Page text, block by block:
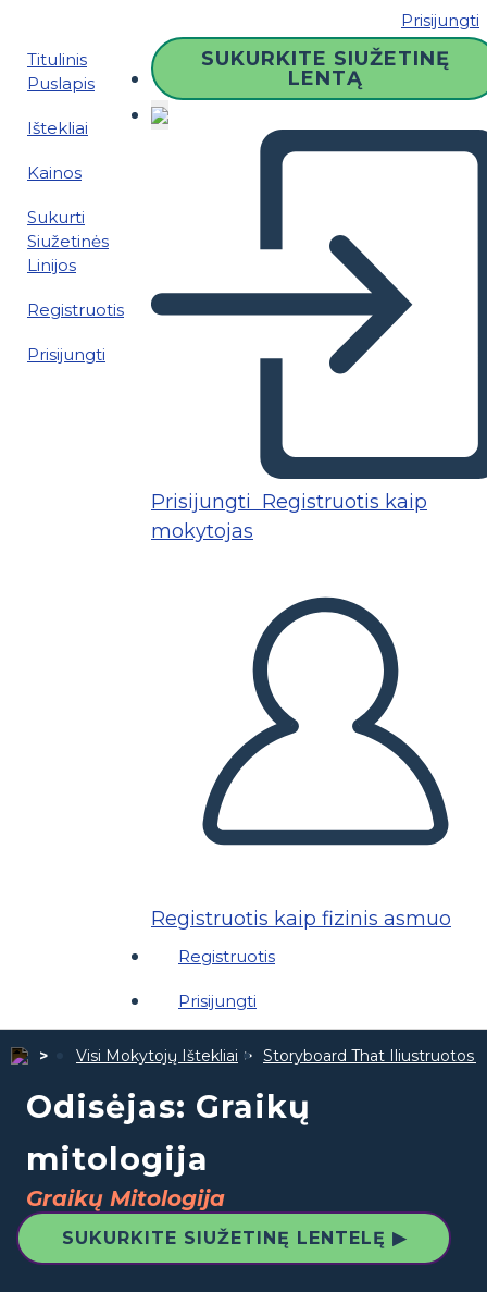
Prisijungti
Titulinis
Puslapis
Ištekliai
Kainos
Sukurti
Siužetinės
Linijos
Registruotis
Prisijungti
SUKURKITE SIUŽETINĘ
LENTĄ
Prisijungti Registruotis kaip
mokytojas
Registruotis kaip fizinis asmuo
Registruotis
Prisijungti
Visi Mokytojų Ištekliai Storyboard That Iliustruotos
Odisėjas: Graikų
mitologija
Graikų Mitologija
SUKURKITE SIUŽETINĘ LENTELĘ ▶